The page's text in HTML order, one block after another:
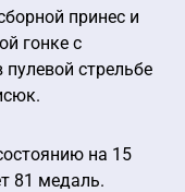
принес и
гонке с
стрельбе
на 15
81 медаль.